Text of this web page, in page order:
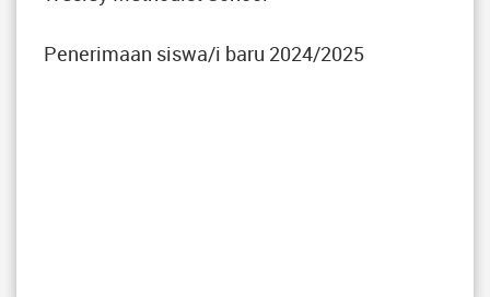
Penerimaan siswa/i baru 2024/2025